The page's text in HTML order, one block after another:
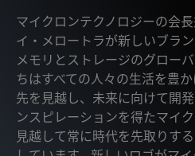
マイクロンテクノロジーの会
イ・メロートラが新しいブラ
メモリとストレージのグロー
ちはすべての人々の生活を豊
先を見越し、未来に向けて開
ンスピレーションを得たマイ
見越して常に時代を先取りす